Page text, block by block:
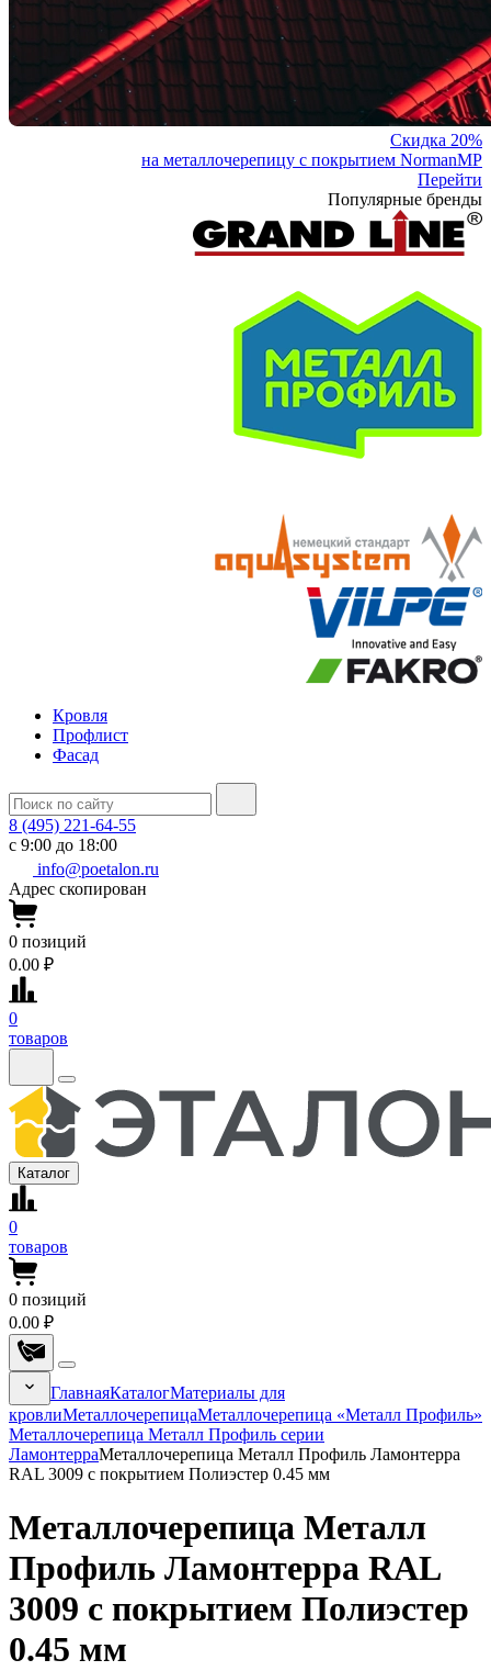
Скидка 20%
на металлочерепицу с покрытием NormanMP
Перейти
Популярные бренды
Кровля
Профлист
Фасад
8 (495) 221-64-55
с 9:00 до 18:00
info@poetalon.ru
Адрес скопирован
0 позиций
0.00 ₽
0
товаров
Каталог
0
товаров
0 позиций
0.00 ₽
ГлавнаяКаталогМатериалы для
кровлиМеталлочерепицаМеталлочерепица «Металл Профиль»
Металлочерепица Металл Профиль серии
ЛамонтерраМеталлочерепица Металл Профиль Ламонтерра
RAL 3009 с покрытием Полиэстер 0.45 мм
Металлочерепица Металл
Профиль Ламонтерра RAL
3009 с покрытием Полиэстер
0.45 мм